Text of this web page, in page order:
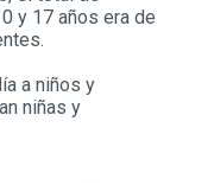
y 17 años era de
a niños y
niñas y